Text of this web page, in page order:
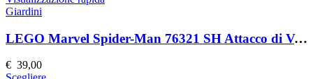
pagina
prodotto
Le
opzioni
Giardini
LEGO Marvel Spider-Man 76321 SH Attacco di Venom
€ 39,00